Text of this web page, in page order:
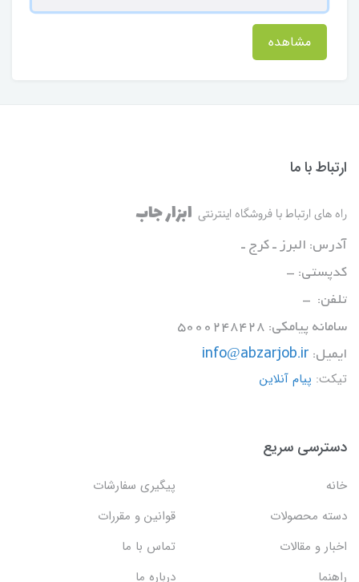
مشاهده
ارتباط با ما
راه های ارتباط با فروشگاه اینترنتی ابزار جاب
آدرس: البرز ـ کرج ـ
کدپستی: -
تلفن: -
سامانه پیامکی: 5000248428
ایمیل: info@abzarjob.ir
تیکت: پیام آنلاین
دسترسی سریع
خانه
پیگیری سفارشات
دسته محصولات
قوانین و مقررات
اخبار و مقالات
تماس با ما
راهنما
درباره ما